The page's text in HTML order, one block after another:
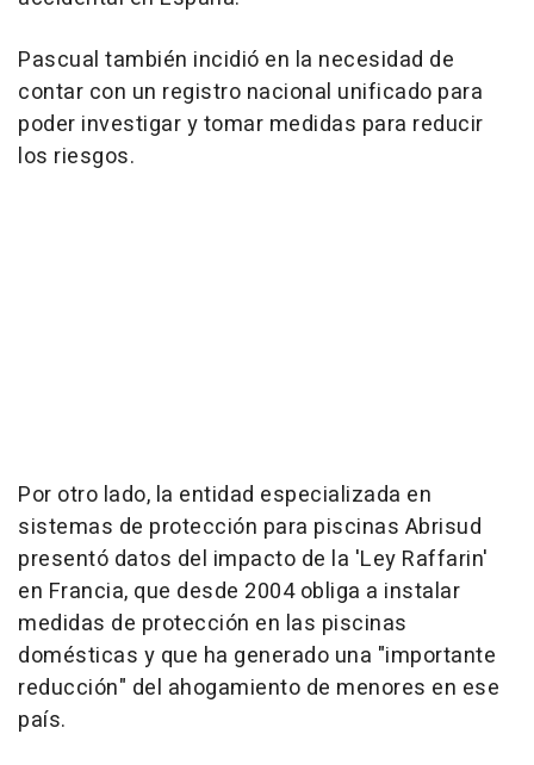
Pascual también incidió en la necesidad de
contar con un registro nacional unificado para
poder investigar y tomar medidas para reducir
los riesgos.
Por otro lado, la entidad especializada en
sistemas de protección para piscinas Abrisud
presentó datos del impacto de la 'Ley Raffarin'
en Francia, que desde 2004 obliga a instalar
medidas de protección en las piscinas
domésticas y que ha generado una "importante
reducción" del ahogamiento de menores en ese
país.